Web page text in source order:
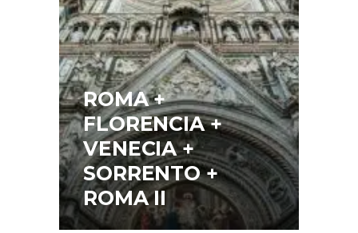
ROMA +
FLORENCIA +
VENECIA +
SORRENTO +
ROMA II